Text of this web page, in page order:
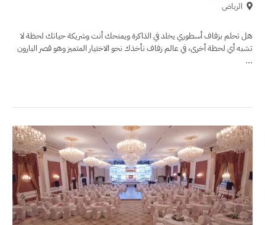
الرياض
هل تحلم بزفاف أسطوري يخلد في الذاكرة ويمنحك أنت وشريكة حياتك لحظة لا
تشبه أي لحظة أخرى، في عالم زفاف نأخذك نحو الاختيار المتميز وهو قصر البارون
...